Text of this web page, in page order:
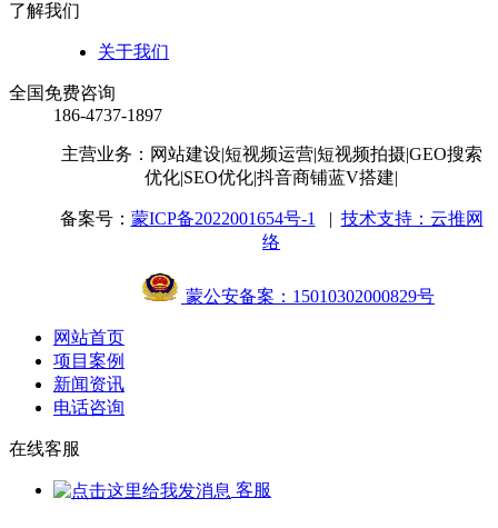
了解我们
关于我们
全国免费咨询
186-4737-1897
主营业务：网站建设|短视频运营|短视频拍摄|GEO搜索
优化|SEO优化|抖音商铺蓝V搭建|
备案号： 蒙ICP备2022001654号-1 | 技术支持：云推网
络
蒙公安备案：15010302000829号
网站首页
项目案例
新闻资讯
电话咨询
在线客服
客服